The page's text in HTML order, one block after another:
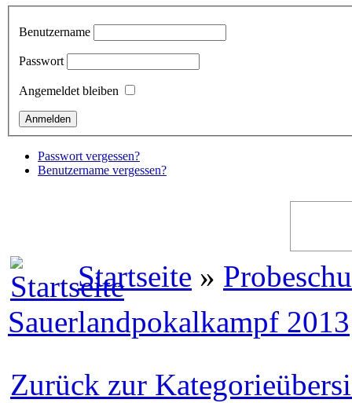
Benutzername
Passwort
Angemeldet bleiben
Passwort vergessen?
Benutzername vergessen?
Startseite »
Sauerlandpokalkampf 2013
Zurück zur